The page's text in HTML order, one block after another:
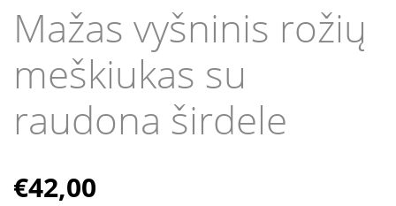
Mažas vyšninis rožių
meškiukas su
raudona širdele
€42,00